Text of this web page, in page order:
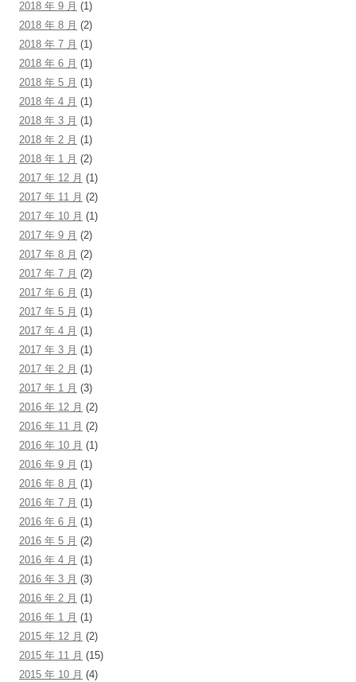
2018 年 9 月 (1)
2018 年 8 月 (2)
2018 年 7 月 (1)
2018 年 6 月 (1)
2018 年 5 月 (1)
2018 年 4 月 (1)
2018 年 3 月 (1)
2018 年 2 月 (1)
2018 年 1 月 (2)
2017 年 12 月 (1)
2017 年 11 月 (2)
2017 年 10 月 (1)
2017 年 9 月 (2)
2017 年 8 月 (2)
2017 年 7 月 (2)
2017 年 6 月 (1)
2017 年 5 月 (1)
2017 年 4 月 (1)
2017 年 3 月 (1)
2017 年 2 月 (1)
2017 年 1 月 (3)
2016 年 12 月 (2)
2016 年 11 月 (2)
2016 年 10 月 (1)
2016 年 9 月 (1)
2016 年 8 月 (1)
2016 年 7 月 (1)
2016 年 6 月 (1)
2016 年 5 月 (2)
2016 年 4 月 (1)
2016 年 3 月 (3)
2016 年 2 月 (1)
2016 年 1 月 (1)
2015 年 12 月 (2)
2015 年 11 月 (15)
2015 年 10 月 (4)